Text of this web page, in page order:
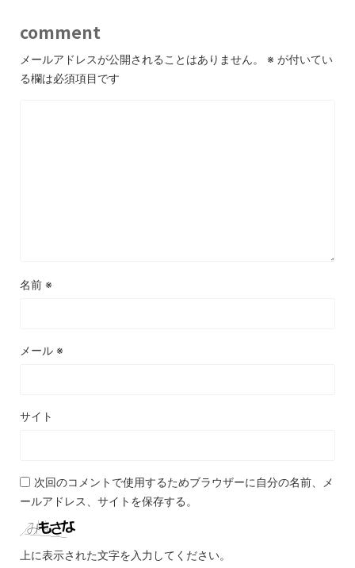
comment
メールアドレスが公開されることはありません。 ※ が付いてい
る欄は必須項目です
名前 ※
メール ※
サイト
次回のコメントで使用するためブラウザーに自分の名前、メ
ールアドレス、サイトを保存する。
上に表示された文字を入力してください。